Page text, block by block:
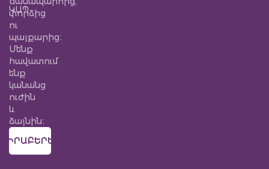
փորձից
ու
պայքարից։
Մենք
հավատում
ենք
կանանց
ուժին
և
ձայնին։
ԿԱՊ